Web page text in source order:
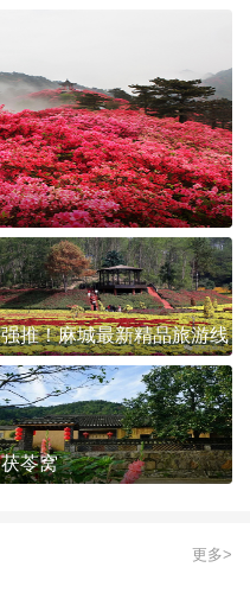
强推！麻城最新精品旅游线
路发布~
茯苓窝
更多>